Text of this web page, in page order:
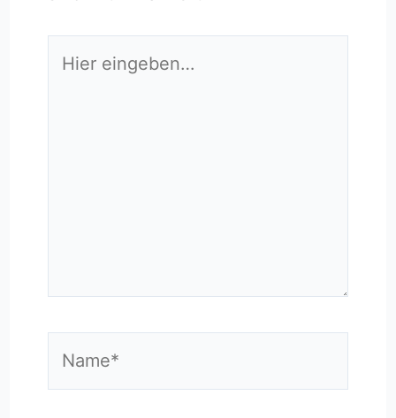
eingeben…